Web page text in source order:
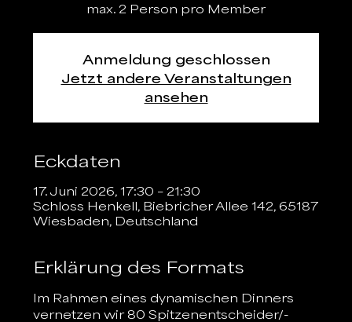
max. 2 Person pro Member
Anmeldung geschlossen
Jetzt andere Veranstaltungen
ansehen
Eckdaten
17. Juni 2026, 17:30 – 21:30
Schloss Henkell, Biebricher Allee 142, 65187
Wiesbaden, Deutschland
Erklärung des Formats
Im Rahmen eines dynamischen Dinners
vernetzen wir 80 Spitzenentscheider/-